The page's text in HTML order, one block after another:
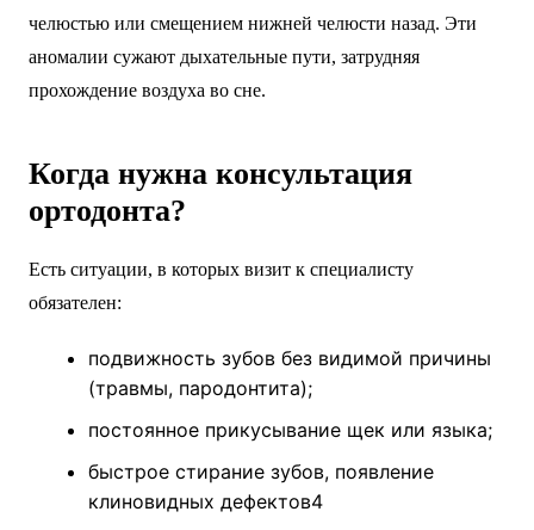
челюстью или смещением нижней челюсти назад. Эти
аномалии сужают дыхательные пути, затрудняя
прохождение воздуха во сне.
Когда нужна консультация
ортодонта?
Есть ситуации, в которых визит к специалисту
обязателен:
подвижность зубов без видимой причины
(травмы, пародонтита);
постоянное прикусывание щек или языка;
быстрое стирание зубов, появление
клиновидных дефектов4